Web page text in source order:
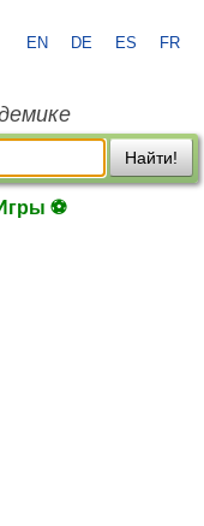
EN DE ES FR
Найти!
⚽